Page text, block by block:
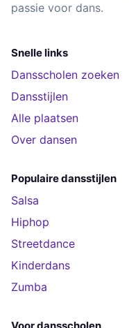
passie voor dans.
Snelle links
Dansscholen zoeken
Dansstijlen
Alle plaatsen
Over dansen
Populaire dansstijlen
Salsa
Hiphop
Streetdance
Kinderdans
Zumba